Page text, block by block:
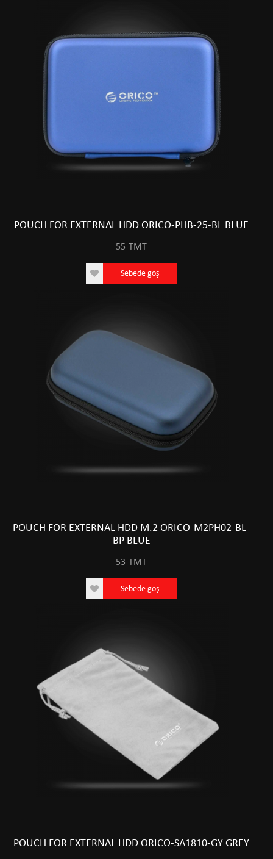
POUCH FOR EXTERNAL HDD ORICO-PHB-25-BL BLUE
55 TMT
Sebede goş
POUCH FOR EXTERNAL HDD M.2 ORICO-M2PH02-BL-
BP BLUE
53 TMT
Sebede goş
POUCH FOR EXTERNAL HDD ORICO-SA1810-GY GREY